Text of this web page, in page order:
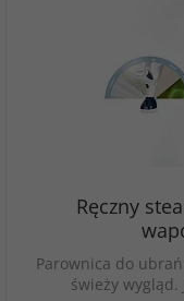
Ręczny
Parownica do
świeży